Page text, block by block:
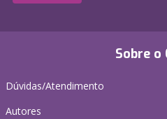
Sobre o
Dúvidas/Atendimento
Autores